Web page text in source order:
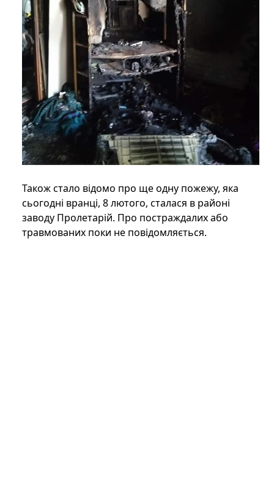
Також стало відомо про ще одну пожежу, яка
сьогодні вранці, 8 лютого, сталася в районі
заводу Пролетарій. Про постраждалих або
травмованих поки не повідомляється.